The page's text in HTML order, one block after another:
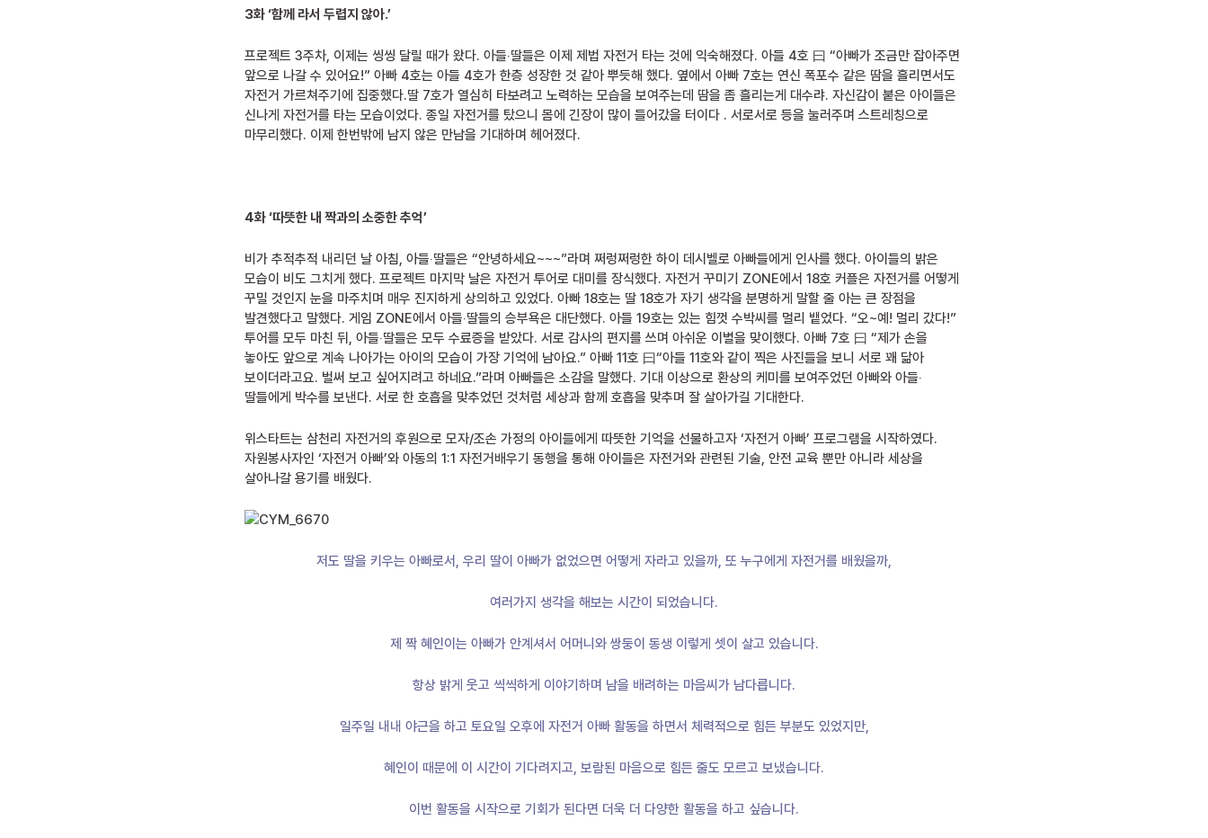
3화 ‘함께 라서 두렵지 않아.’
프로젝트 3주차, 이제는 씽씽 달릴 때가 왔다. 아들‧딸들은 이제 제법 자전거 타는 것에 익숙해졌다. 아들 4호 曰 “아빠가 조금만 잡아주면
앞으로 나갈 수 있어요!” 아빠 4호는 아들 4호가 한층 성장한 것 같아 뿌듯해 했다. 옆에서 아빠 7호는 연신 폭포수 같은 땀을 흘리면서도
자전거 가르쳐주기에 집중했다.딸 7호가 열심히 타보려고 노력하는 모습을 보여주는데 땀을 좀 흘리는게 대수랴. 자신감이 붙은 아이들은
신나게 자전거를 타는 모습이었다. 종일 자전거를 탔으니 몸에 긴장이 많이 들어갔을 터이다 . 서로서로 등을 눌러주며 스트레칭으로
마무리했다. 이제 한번밖에 남지 않은 만남을 기대하며 헤어졌다.
4화 ‘따뜻한 내 짝과의 소중한 추억’
비가 추적추적 내리던 날 아침, 아들‧딸들은 “안녕하세요~~~”라며 쩌렁쩌렁한 하이 데시벨로 아빠들에게 인사를 했다. 아이들의 밝은
모습이 비도 그치게 했다. 프로젝트 마지막 날은 자전거 투어로 대미를 장식했다. 자전거 꾸미기 ZONE에서 18호 커플은 자전거를 어떻게
꾸밀 것인지 눈을 마주치며 매우 진지하게 상의하고 있었다. 아빠 18호는 딸 18호가 자기 생각을 분명하게 말할 줄 아는 큰 장점을
발견했다고 말했다. 게임 ZONE에서 아들‧딸들의 승부욕은 대단했다. 아들 19호는 있는 힘껏 수박씨를 멀리 뱉었다. “오~예! 멀리 갔다!”
투어를 모두 마친 뒤, 아들‧딸들은 모두 수료증을 받았다. 서로 감사의 편지를 쓰며 아쉬운 이별을 맞이했다. 아빠 7호 曰 “제가 손을
놓아도 앞으로 계속 나아가는 아이의 모습이 가장 기억에 남아요.” 아빠 11호 曰“아들 11호와 같이 찍은 사진들을 보니 서로 꽤 닮아
보이더라고요. 벌써 보고 싶어지려고 하네요.”라며 아빠들은 소감을 말했다. 기대 이상으로 환상의 케미를 보여주었던 아빠와 아들‧
딸들에게 박수를 보낸다. 서로 한 호흡을 맞추었던 것처럼 세상과 함께 호흡을 맞추며 잘 살아가길 기대한다.
위스타트는 삼천리 자전거의 후원으로 모자/조손 가정의 아이들에게 따뜻한 기억을 선물하고자 ‘자전거 아빠’ 프로그램을 시작하였다.
자원봉사자인 ‘자전거 아빠’와 아동의 1:1 자전거배우기 동행을 통해 아이들은 자전거와 관련된 기술, 안전 교육 뿐만 아니라 세상을
살아나갈 용기를 배웠다.
저도 딸을 키우는 아빠로서, 우리 딸이 아빠가 없었으면 어떻게 자라고 있을까, 또 누구에게 자전거를 배웠을까,
여러가지 생각을 해보는 시간이 되었습니다.
제 짝 혜인이는 아빠가 안계셔서 어머니와 쌍둥이 동생 이렇게 셋이 살고 있습니다.
항상 밝게 웃고 씩씩하게 이야기하며 남을 배려하는 마음씨가 남다릅니다.
일주일 내내 야근을 하고 토요일 오후에 자전거 아빠 활동을 하면서 체력적으로 힘든 부분도 있었지만,
혜인이 때문에 이 시간이 기다려지고, 보람된 마음으로 힘든 줄도 모르고 보냈습니다.
이번 활동을 시작으로 기회가 된다면 더욱 더 다양한 활동을 하고 싶습니다.